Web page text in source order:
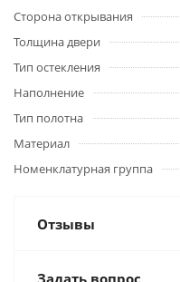
Сторона открывания
Толщина двери
Тип остекления
Наполнение
Тип полотна
Материал
Номенклатурная группа
Отзывы
Задать вопрос